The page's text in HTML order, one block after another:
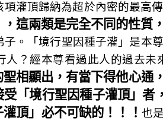
灌頂歸納為超於內密的最高
，這兩類是完全不同的性質，
。「境行聖因種子灌」是本
人？經本尊看過此人的過去
相顯出，有當下得他心通
受「境行聖因種子灌頂」
頂」必不可缺的！！！ 也